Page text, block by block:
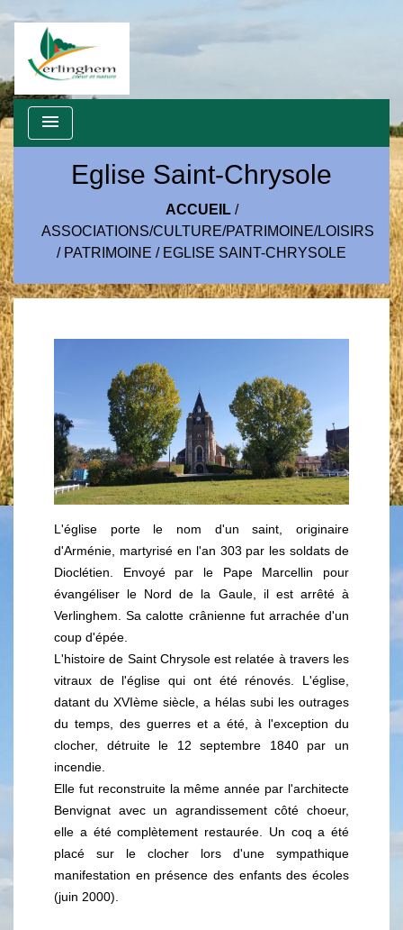
menu
Eglise Saint-Chrysole
ACCUEIL/
ASSOCIATIONS/CULTURE/PATRIMOINE/LOISIRS
/ PATRIMOINE / EGLISE SAINT-CHRYSOLE
L'église porte le nom d'un saint, originaire
d'Arménie, martyrisé en l'an 303 par les soldats de
Dioclétien. Envoyé par le Pape Marcellin pour
évangéliser le Nord de la Gaule, il est arrêté à
Verlinghem. Sa calotte crânienne fut arrachée d'un
coup d'épée.
L'histoire de Saint Chrysole est relatée à travers les
vitraux de l'église qui ont été rénovés. L'église,
datant du XVIème siècle, a hélas subi les outrages
du temps, des guerres et a été, à l'exception du
clocher, détruite le 12 septembre 1840 par un
incendie.
Elle fut reconstruite la même année par l'architecte
Benvignat avec un agrandissement côté choeur,
elle a été complètement restaurée. Un coq a été
placé sur le clocher lors d'une sympathique
manifestation en présence des enfants des écoles
(juin 2000).